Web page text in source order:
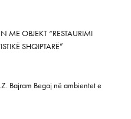
ME OBJEKT “RESTAURIMI
SHQIPTARË”
Bajram Begaj në ambientet e